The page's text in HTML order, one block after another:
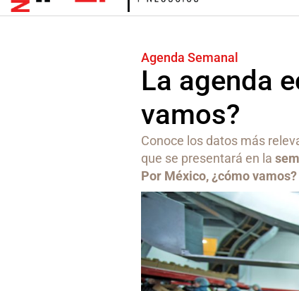
Agenda Semanal
La agenda
vamos?
Conoce los datos más
que se presentará en la
Por México, ¿cómo vamos?